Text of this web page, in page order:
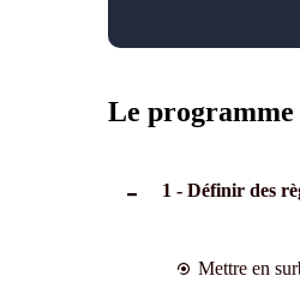
Le
1 - Définir des
Mettre en